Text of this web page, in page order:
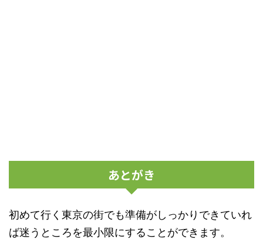
あとがき
初めて行く東京の街でも準備がしっかりできていれ
ば迷うところを最小限にすることができます。